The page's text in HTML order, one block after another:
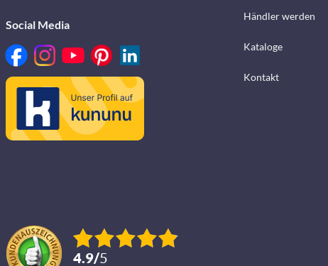
Social Media
4.9/5
Händler werden
Kataloge
Kontakt